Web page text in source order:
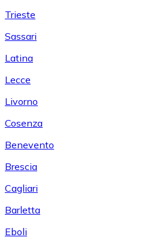
Trieste
Sassari
Latina
Lecce
Livorno
Cosenza
Benevento
Brescia
Cagliari
Barletta
Eboli